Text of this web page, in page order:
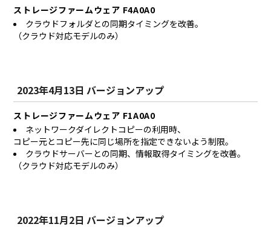
ストレージファームウェア F4A0A0
クラウドフォルダとの同期タイミングを改善。
（クラウド対応モデルのみ）
2023年4月13日 バージョンアップ
ストレージファームウェア F1A0A0
ネットワークダイレクトコピーの利用時、
コピー元とコピー先に同じ場所を指定できないよう制限。
クラウドサーバーとの同期、情報取得タイミングを改善。
（クラウド対応モデルのみ）
2022年11月2日 バージョンアップ